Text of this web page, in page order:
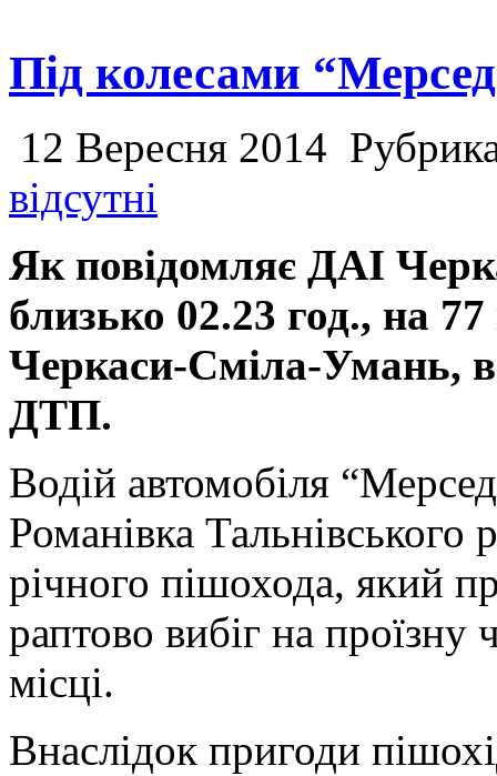
Під колесами
12 Вересня 2014
відсутні
Як повідомляє ДАІ
близько 02.23 год., на
Черкаси-Сміла-Умань, в
ДТП.
Водій автомобіля
Романівка Тальнівського
річного пішохода, який
раптово вибіг на проїзну
місці.
Внаслідок пригоди